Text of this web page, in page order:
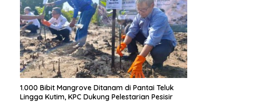
1.000 Bibit Mangrove Ditanam di Pantai Teluk
Lingga Kutim, KPC Dukung Pelestarian Pesisir